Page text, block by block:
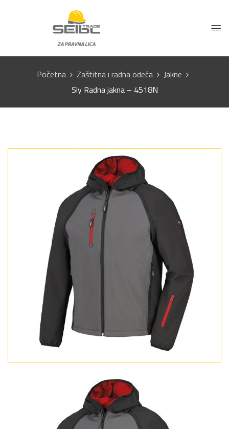
Početna Zaštitna i radna odeća
Jakne
Sly Radna jakna – 4518N